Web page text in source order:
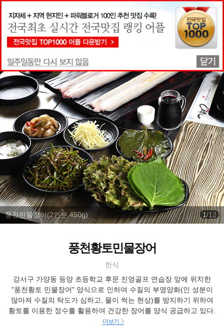
맛집상세정보
풍천민물장어(2인분,450g) 1/12
풍천황토민물장어
한식
강서구 가양동 등양 초등학교 후문 진영골프 연습장 앞에 위치한
"풍천황토 민물장어" 양식으로 인하여 수질의 부영양화(인 성분이
많아져 수질의 탁도가 심하고, 물이 썩는 현상)를 방지하기 위하여
황토를 이용한 정수를 활용하여 건강한 장어를 양식 공급하고 있다.
더보기